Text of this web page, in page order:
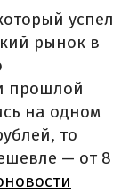
успел
рынок в
прошлой
на одном
то
— от 8